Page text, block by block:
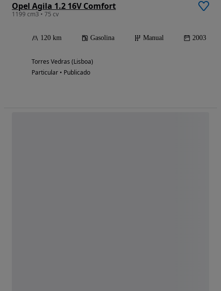
Opel Agila 1.2 16V Comfort
1199 cm3 • 75 cv
120 km Gasolina Manual 2003
Torres Vedras (Lisboa)
Particular • Publicado